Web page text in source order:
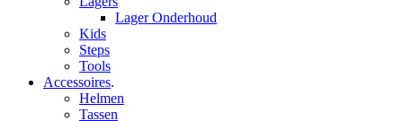
Lager Onderhoud
Kids
Steps
Tools
Accessoires.
Helmen
Tassen